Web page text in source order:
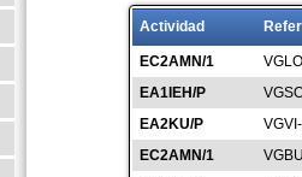
Actividad
EC2AMN/1
EA1IEH/P
EA2KU/P
EC2AMN/1